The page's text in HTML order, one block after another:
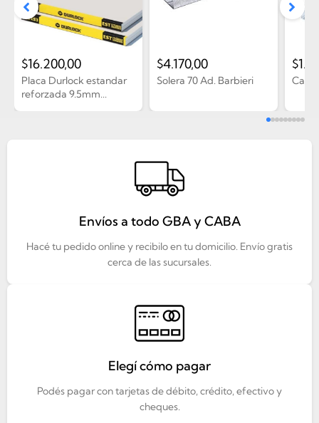
Placa Durlock estandar
reforzada 9.5mm...
$16.200,00
Solera 70 Ad. Barbieri
$4.170,00 $
Envíos a todo GBA y CABA
Hacé tu pedido online y recibilo en tu domicilio. Envío gratis
cerca de las sucursales.
Elegí cómo pagar
Podés pagar con tarjetas de débito, crédito, efectivo y
cheques.